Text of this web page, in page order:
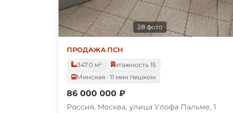
28 фото
ПРОДАЖА·ПСН
347.0 м²
этажность 15
Минская · 11 мин пешком
86 000 000 ₽
Россия, Москва, улица Улофа Пальме, 1